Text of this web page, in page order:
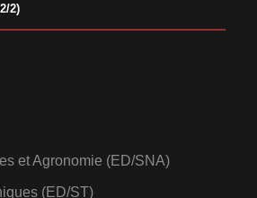
2)
et Agronomie (ED/SNA)
(ED/ST)